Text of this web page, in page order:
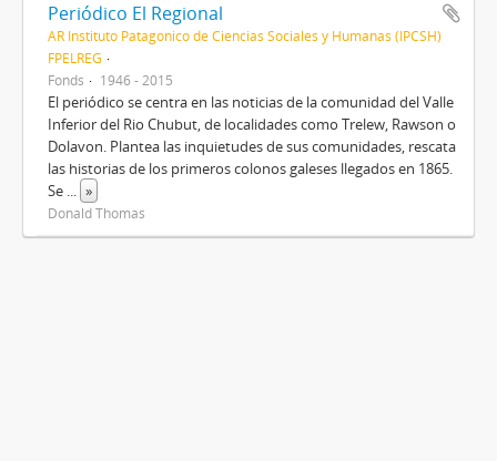
Periódico El Regional
AR Instituto Patagonico de Ciencias Sociales y Humanas (IPCSH)
FPELREG
Fonds
1946 - 2015
El periódico se centra en las noticias de la comunidad del Valle
Inferior del Rio Chubut, de localidades como Trelew, Rawson o
Dolavon. Plantea las inquietudes de sus comunidades, rescata
las historias de los primeros colonos galeses llegados en 1865.
Se ... »
Donald Thomas